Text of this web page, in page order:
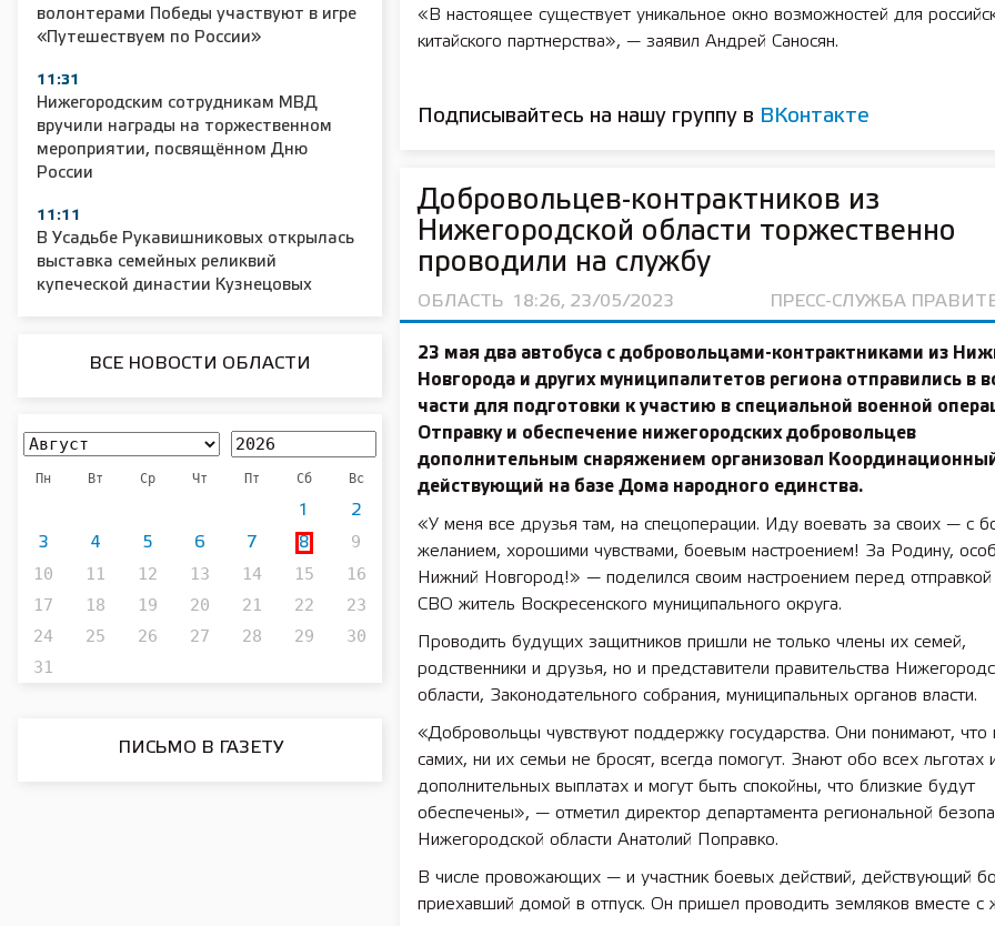
волонтерами Победы участвуют в игре
«Путешествуем по России»
11:31
Нижегородским сотрудникам МВД
вручили награды на торжественном
мероприятии, посвящённом Дню
России
11:11
В Усадьбе Рукавишниковых открылась
выставка семейных реликвий
купеческой династии Кузнецовых
ВСЕ НОВОСТИ ОБЛАСТИ
Пн Вт Ср Чт Пт Сб Вс
1 2
3 4 5 6 7 8
9
10
11 12 13 14 15
16
17
18 19 20 21 22
23
24
25 26 27 28 29
30
31
ПИСЬМО В ГАЗЕТУ
«В настоящее существует уникальное окно возможностей для
китайского партнерства», — заявил Андрей Саносян.
Подписывайтесь на нашу группу в ВКонтакте
Добровольцев-контрактников из
Нижегородской области торжественно
проводили на службу
ОБЛАСТЬ 18:26, 23/05/2023 ПРЕСС-СЛУЖБА
23 мая два автобуса с добровольцами-контрактниками из
Новгорода и других муниципалитетов региона отправились в
части для подготовки к участию в специальной военной
Отправку и обеспечение нижегородских добровольцев
дополнительным снаряжением организовал
действующий на базе Дома народного единства.
«У меня все друзья там, на спецоперации. Иду воевать за своих — с
желанием, хорошими чувствами, боевым настроением! За Родину,
Нижний Новгород!» — поделился своим настроением перед отправкой
СВО житель Воскресенского муниципального округа.
Проводить будущих защитников пришли не только члены их семей,
родственники и друзья, но и представители правительства
области, Законодательного собрания, муниципальных органов власти.
«Добровольцы чувствуют поддержку государства. Они понимают, что
самих, ни их семьи не бросят, всегда помогут. Знают обо всех льготах
дополнительных выплатах и могут быть спокойны, что близкие будут
обеспечены», — отметил директор департамента региональной
Нижегородской области Анатолий Поправко.
В числе провожающих — и участник боевых действий, действующий
приехавший домой в отпуск. Он пришел проводить земляков вместе с